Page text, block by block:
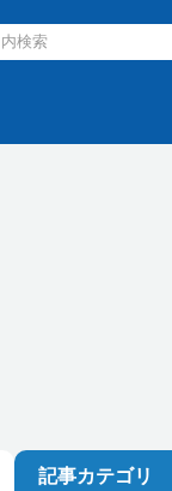
記事カテゴリ